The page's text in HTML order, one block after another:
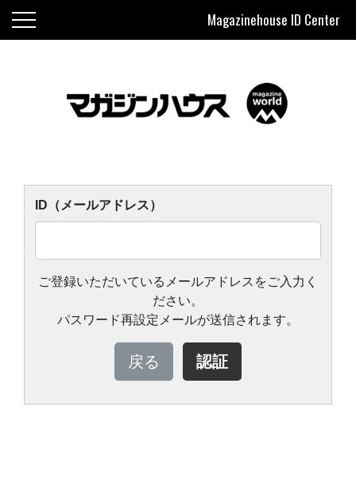
Magazinehouse ID Center
ID（メールアドレス）
ご登録いただいているメールアドレスをご入力く
ださい。
パスワード再設定メールが送信されます。